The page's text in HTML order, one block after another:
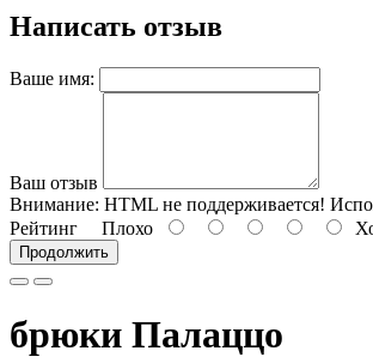
Написать отзыв
Ваше имя:
Ваш отзыв
Внимание: HTML не поддерживается!
Рейтинг Плохо
Продолжить
брюки Палаццо